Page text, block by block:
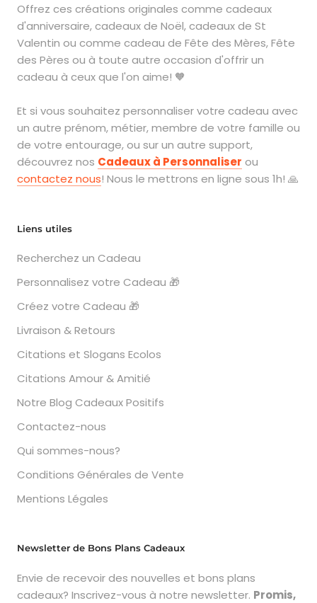
Offrez ces créations originales comme cadeaux
d'anniversaire, cadeaux de Noël, cadeaux de St
Valentin ou comme cadeau de Fête des Mères, Fête
des Pères ou à toute autre occasion d'offrir un
cadeau à ceux que l'on aime! 🧡
Et si vous souhaitez personnaliser votre cadeau avec
un autre prénom, métier, membre de votre famille ou
de votre entourage, ou sur un autre support,
découvrez nos Cadeaux à Personnaliser ou
contactez nous! Nous le mettrons en ligne sous 1h! 🙏
Liens utiles
Recherchez un Cadeau
Personnalisez votre Cadeau 🎁
Créez votre Cadeau 🎁
Livraison & Retours
Citations et Slogans Ecolos
Citations Amour & Amitié
Notre Blog Cadeaux Positifs
Contactez-nous
Qui sommes-nous?
Conditions Générales de Vente
Mentions Légales
Newsletter de Bons Plans Cadeaux
Envie de recevoir des nouvelles et bons plans
cadeaux? Inscrivez-vous à notre newsletter. Promis,